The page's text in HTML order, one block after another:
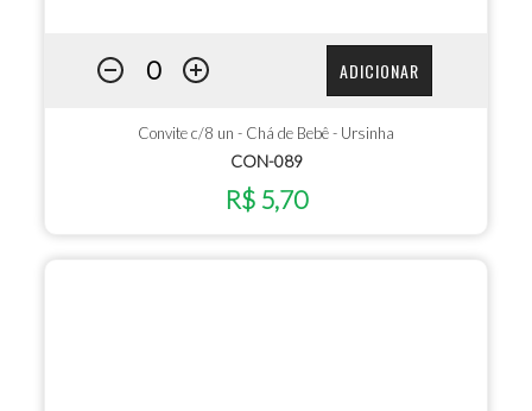
ADICIONAR
Convite c/8 un - Chá de Bebê - Ursinha
CON-089
R$ 5,70